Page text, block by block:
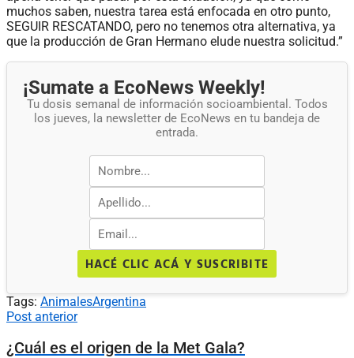
muchos saben, nuestra tarea está enfocada en otro punto,
SEGUIR RESCATANDO, pero no tenemos otra alternativa, ya
que la producción de Gran Hermano elude nuestra solicitud.”
¡Sumate a EcoNews Weekly!
Tu dosis semanal de información socioambiental. Todos
los jueves, la newsletter de EcoNews en tu bandeja de
entrada.
HACÉ CLIC ACÁ Y SUSCRIBITE
Tags: AnimalesArgentina
Post anterior
¿Cuál es el origen de la Met Gala?